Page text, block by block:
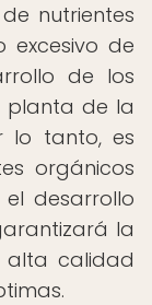
nutrientes
excesivo de
de los
planta de la
lo tanto, es
orgánicos
desarrollo
la
alta calidad